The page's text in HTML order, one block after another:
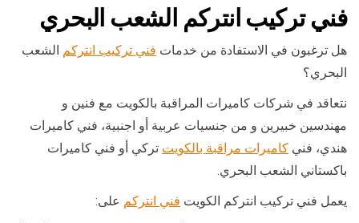
فني تركيب انتركم الشعب البحري
هل ترغبون في الاستفادة من خدمات فني تركيب انتركم الشعب
البحري؟
نتعاقد في شركات كاميرات المراقبة بالكويت مع فنين و
مهندسين خبيرين و من جنسيات عربية أو اجنبية، فني كاميرات
هندي، فني كاميرات مراقبة بالكويت تركي أو فني كاميرات
باكستاني الشعب البحري.
يعمل فني تركيب انتركم الكويت فني انتركم على: